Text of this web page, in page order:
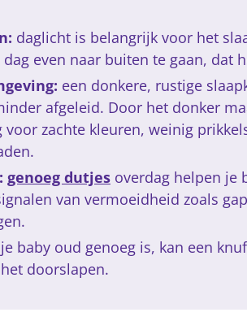
daglicht is belangrijk voor het
even naar buiten te gaan, dat
een donkere, rustige
afgeleid. Door het donker
voor zachte kleuren, weinig
genoeg dutjes overdag helpen je
van vermoeidheid zoals
baby oud genoeg is, kan een
doorslapen.